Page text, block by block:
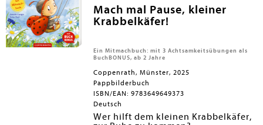
Mach mal Pause, kleiner
Krabbelkäfer!
Ein Mitmachbuch: mit 3 Achtsamkeitsübungen als
BuchBONUS, ab 2 Jahre
Coppenrath, Münster, 2025
Pappbilderbuch
ISBN/EAN: 9783649649373
Deutsch
Wer hilft dem kleinen Krabbelkäfer,